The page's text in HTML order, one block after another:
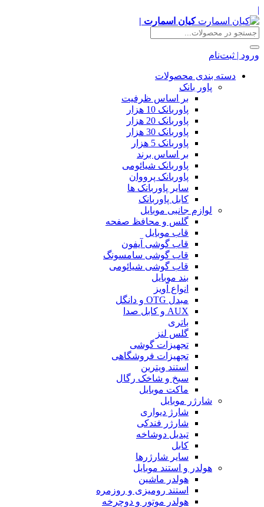
|
کیان اسمارت |
ورود | ثبت‌نام
دسته بندی محصولات
پاور بانک
بر اساس ظرفیت
پاوربانک 10 هزار
پاوربانک 20 هزار
پاوربانک 30 هزار
پاوربانک 5 هزار
بر اساس برند
پاوربانک شیائومی
پاوربانک پرووان
سایر پاوربانک ها
کابل پاوربانک
لوازم جانبی موبایل
گلس و محافظ صفحه
قاب موبایل
قاب گوشی آیفون
قاب گوشی سامسونگ
قاب گوشی شیائومی
بند موبایل
انواع آویز
مبدل OTG و دانگل
AUX و کابل صدا
باتری
گلس لنز
تجهیزات گوشی
تجهیزات فروشگاهی
استند ویترین
سیخ و شاخک رگال
ماکت موبایل
شارژر موبایل
شارژ دیواری
شارژر فندکی
تبدیل دوشاخه
کابل
سایر شارژرها
هولدر و استند موبایل
هولدر ماشین
استند رومیزی و روزمره
هولدر موتور و دوچرخه